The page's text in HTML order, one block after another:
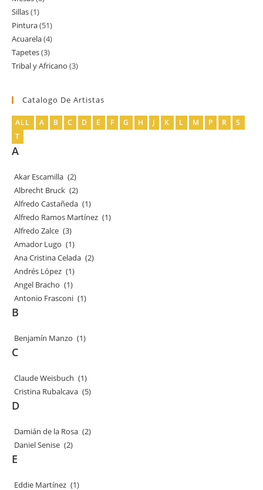
Sillas 11
producto
Pintura 5151
productos
Acuarela 44
productos
Tapetes 33
productos
Tribal y Africano 33
Catalogo De Artistas
ALL A B C D E F G H J K L M P R
S
T
A
Akar Escamilla (2)
Albrecht Bruck (2)
Alfredo Castañeda (1)
Alfredo Ramos Martínez (1)
Alfredo Zalce (3)
Amador Lugo (1)
Ana Cristina Celada (2)
Andrés López (1)
Angel Bracho (1)
Antonio Frasconi (1)
B
Benjamín Manzo (1)
C
Claude Weisbuch (1)
Cristina Rubalcava (5)
D
Damián de la Rosa (2)
Daniel Senise (2)
E
Eddie Martínez (1)